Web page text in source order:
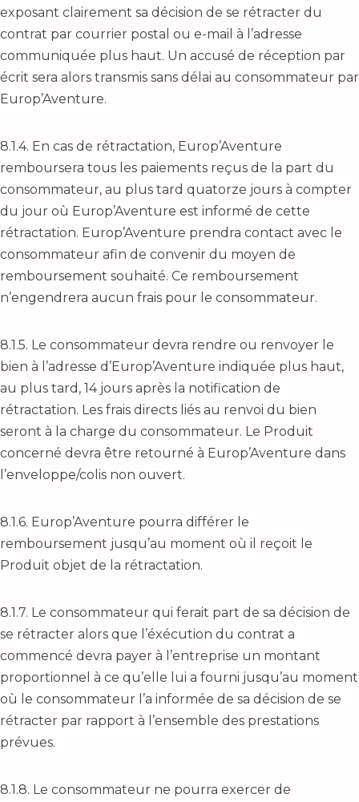
exposant clairement sa décision de se rétracter du
contrat par courrier postal ou e-mail à l’adresse
communiquée plus haut. Un accusé de réception par
écrit sera alors transmis sans délai au consommateur par
Europ’Aventure.
8.1.4. En cas de rétractation, Europ’Aventure
remboursera tous les paiements reçus de la part du
consommateur, au plus tard quatorze jours à compter
du jour où Europ’Aventure est informé de cette
rétractation. Europ’Aventure prendra contact avec le
consommateur afin de convenir du moyen de
remboursement souhaité. Ce remboursement
n’engendrera aucun frais pour le consommateur.
8.1.5. Le consommateur devra rendre ou renvoyer le
bien à l’adresse d’Europ’Aventure indiquée plus haut,
au plus tard, 14 jours après la notification de
rétractation. Les frais directs liés au renvoi du bien
seront à la charge du consommateur. Le Produit
concerné devra être retourné à Europ’Aventure dans
l’enveloppe/colis non ouvert.
8.1.6. Europ’Aventure pourra différer le
remboursement jusqu’au moment où il reçoit le
Produit objet de la rétractation.
8.1.7. Le consommateur qui ferait part de sa décision de
se rétracter alors que l’éxécution du contrat a
commencé devra payer à l’entreprise un montant
proportionnel à ce qu’elle lui a fourni jusqu’au moment
où le consommateur l’a informée de sa décision de se
rétracter par rapport à l’ensemble des prestations
prévues.
8.1.8. Le consommateur ne pourra exercer de